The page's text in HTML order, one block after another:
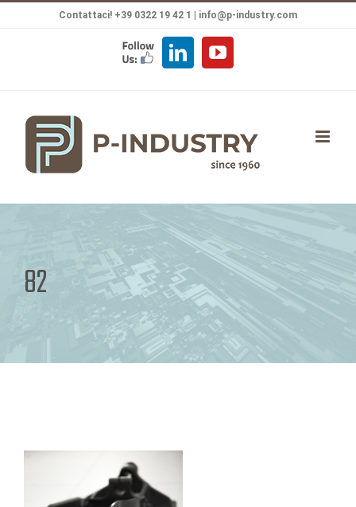
Contattaci! +39 0322 19 42 1 | info@p-industry.com
FOLLOW
US
LinkedInYouTube
82